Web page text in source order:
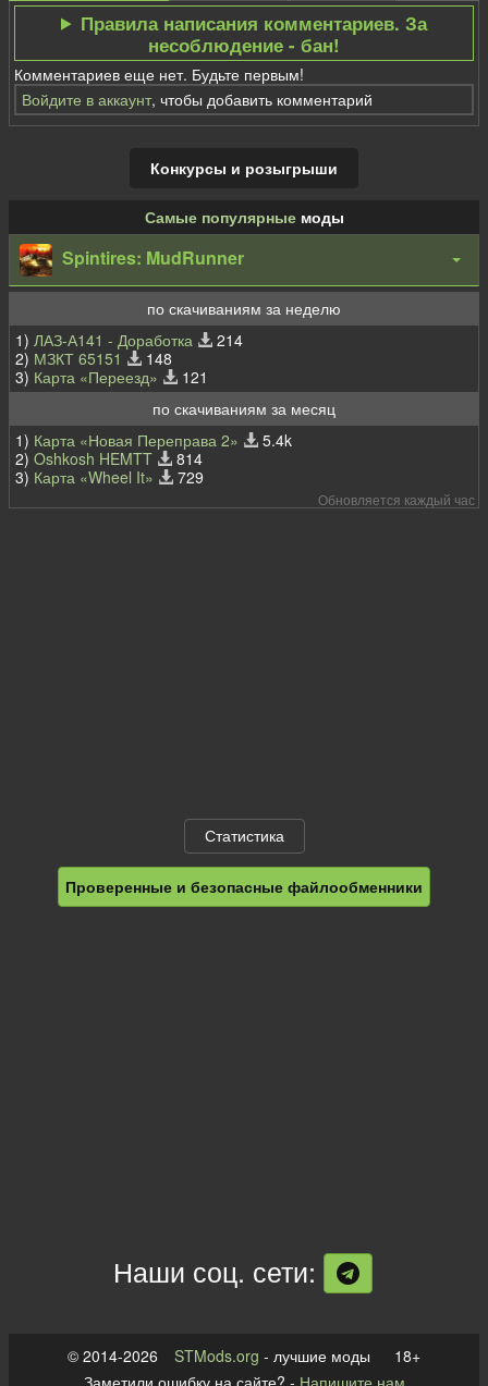
Правила написания комментариев. За
несоблюдение - бан!
Комментариев еще нет. Будьте первым!
Войдите в аккаунт, чтобы добавить комментарий
Конкурсы и розыгрыши
Самые популярныемоды
Spintires: MudRunner
по скачиваниям за неделю
1) ЛАЗ-А141 - Доработка
214
2) МЗКТ 65151
148
3) Карта «Переезд»
121
по скачиваниям за месяц
1) Карта «Новая Переправа 2»
5.4k
2) Oshkosh HEMTT
814
3) Карта «Wheel It» 729
Обновляется каждый час
Статистика
Проверенные и безопасные файлообменники
Наши соц. сети:
© 2014-2026 STMods.org - лучшие моды 18+